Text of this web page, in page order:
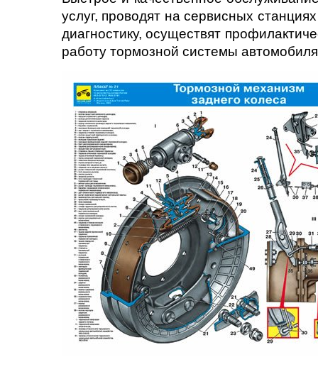
услуг, проводят на сервисных
диагностику, осуществят
работу тормозной системы